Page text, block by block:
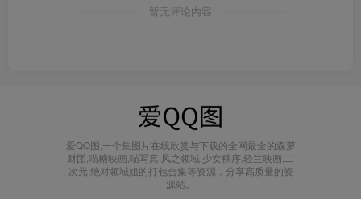
暂无评论内容
爱QQ图,一个集图片在线欣赏与下载的全网最全的森萝
财团,喵糖映画,喵写真,风之领域,少女秩序,轻兰映画,二
次元,绝对领域姐的打包合集等资源，分享高质量的资
源站。